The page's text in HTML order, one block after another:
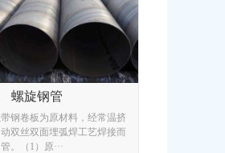
螺旋钢管
钢卷板为原材料，经常温挤
双丝双面埋弧焊工艺焊接而
。（1）原···